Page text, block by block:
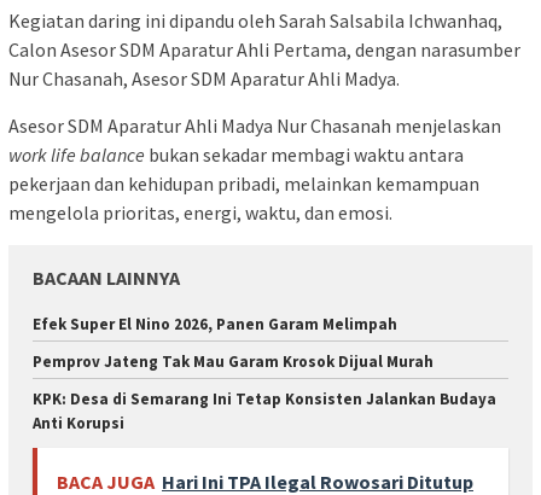
Kegiatan daring ini dipandu oleh Sarah Salsabila Ichwanhaq,
Calon Asesor SDM Aparatur Ahli Pertama, dengan narasumber
Nur Chasanah, Asesor SDM Aparatur Ahli Madya.
Asesor SDM Aparatur Ahli Madya Nur Chasanah menjelaskan
work life balance bukan sekadar membagi waktu antara
pekerjaan dan kehidupan pribadi, melainkan kemampuan
mengelola prioritas, energi, waktu, dan emosi.
BACAAN LAINNYA
Efek Super El Nino 2026, Panen Garam Melimpah
Pemprov Jateng Tak Mau Garam Krosok Dijual Murah
KPK: Desa di Semarang Ini Tetap Konsisten Jalankan Budaya
Anti Korupsi
BACA JUGA Hari Ini TPA Ilegal Rowosari Ditutup